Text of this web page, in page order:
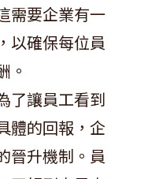
需要企業有一
以確保每位員
。
了讓員工看到
體的回報，企
晉升機制。員